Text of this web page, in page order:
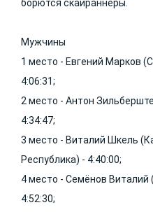
борются скайраннеры.
Мужчины
1 место - Евгений Марков
4:06:31;
2 место - Антон
4:34:47;
3 место - Виталий Шкель
Республика) - 4:40:00;
4 место - Семёнов Виталий
4:52:30;